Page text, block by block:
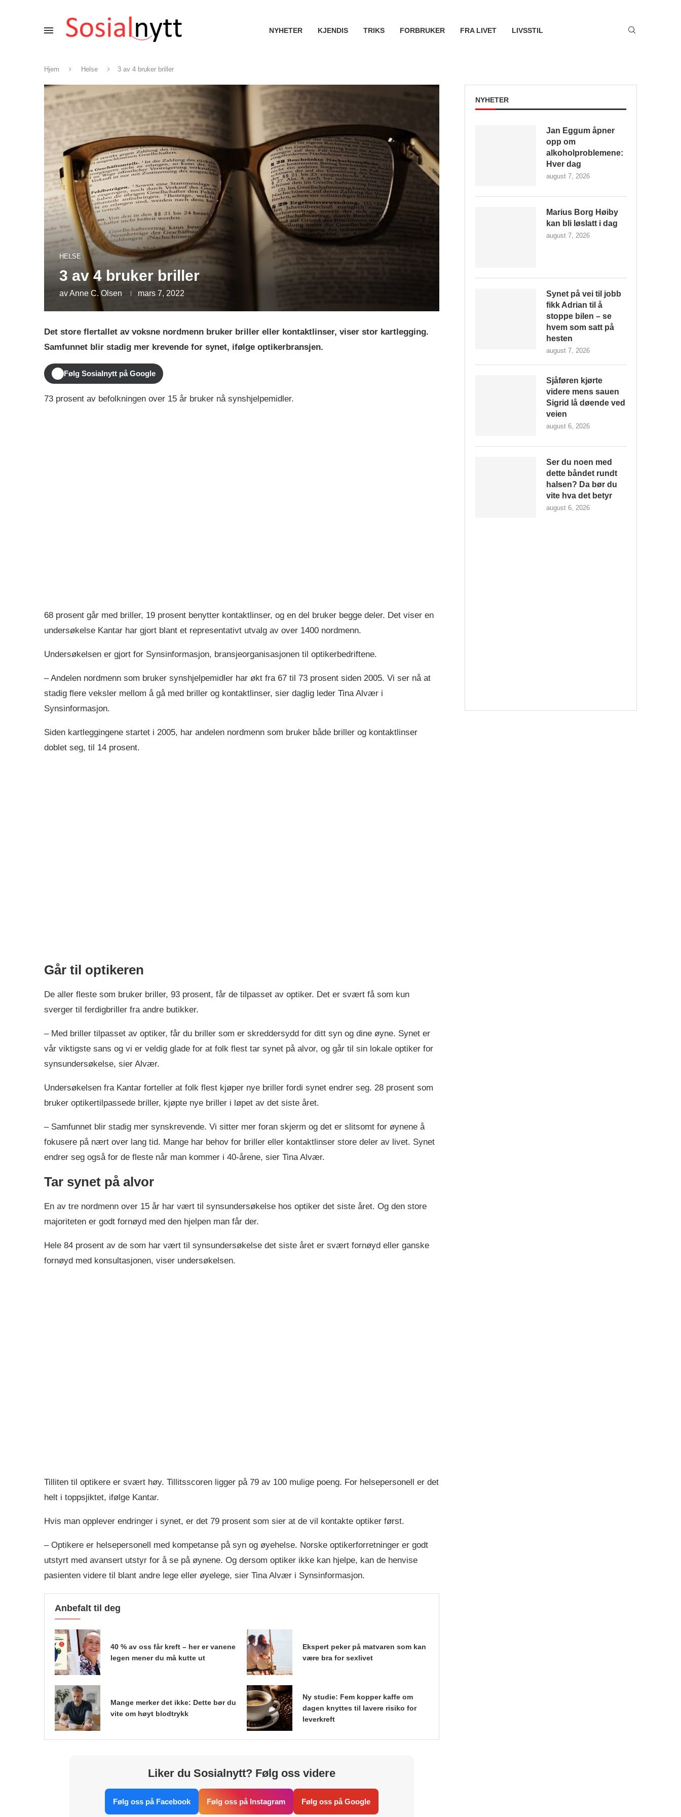
NYHETER KJENDIS TRIKS FORBRUKER FRA LIVET LIVSSTIL
Hjem Helse 3 av 4 bruker briller
HELSE
3 av 4 bruker briller
avAnne C. Olsen mars 7, 2022
Det store flertallet av voksne nordmenn bruker briller eller kontaktlinser, viser stor kartlegging.
Samfunnet blir stadig mer krevende for synet, ifølge optikerbransjen.
Følg Sosialnytt på Google
73 prosent av befolkningen over 15 år bruker nå synshjelpemidler.
68 prosent går med briller, 19 prosent benytter kontaktlinser, og en del bruker begge deler. Det viser en
undersøkelse Kantar har gjort blant et representativt utvalg av over 1400 nordmenn.
Undersøkelsen er gjort for Synsinformasjon, bransjeorganisasjonen til optikerbedriftene.
– Andelen nordmenn som bruker synshjelpemidler har økt fra 67 til 73 prosent siden 2005. Vi ser nå at
stadig flere veksler mellom å gå med briller og kontaktlinser, sier daglig leder Tina Alvær i
Synsinformasjon.
Siden kartleggingene startet i 2005, har andelen nordmenn som bruker både briller og kontaktlinser
doblet seg, til 14 prosent.
Går til optikeren
De aller fleste som bruker briller, 93 prosent, får de tilpasset av optiker. Det er svært få som kun
sverger til ferdigbriller fra andre butikker.
– Med briller tilpasset av optiker, får du briller som er skreddersydd for ditt syn og dine øyne. Synet er
vår viktigste sans og vi er veldig glade for at folk flest tar synet på alvor, og går til sin lokale optiker for
synsundersøkelse, sier Alvær.
Undersøkelsen fra Kantar forteller at folk flest kjøper nye briller fordi synet endrer seg. 28 prosent som
bruker optikertilpassede briller, kjøpte nye briller i løpet av det siste året.
– Samfunnet blir stadig mer synskrevende. Vi sitter mer foran skjerm og det er slitsomt for øynene å
fokusere på nært over lang tid. Mange har behov for briller eller kontaktlinser store deler av livet. Synet
endrer seg også for de fleste når man kommer i 40-årene, sier Tina Alvær.
Tar synet på alvor
En av tre nordmenn over 15 år har vært til synsundersøkelse hos optiker det siste året. Og den store
majoriteten er godt fornøyd med den hjelpen man får der.
Hele 84 prosent av de som har vært til synsundersøkelse det siste året er svært fornøyd eller ganske
fornøyd med konsultasjonen, viser undersøkelsen.
Tilliten til optikere er svært høy. Tillitsscoren ligger på 79 av 100 mulige poeng. For helsepersonell er det
helt i toppsjiktet, ifølge Kantar.
Hvis man opplever endringer i synet, er det 79 prosent som sier at de vil kontakte optiker først.
– Optikere er helsepersonell med kompetanse på syn og øyehelse. Norske optikerforretninger er godt
utstyrt med avansert utstyr for å se på øynene. Og dersom optiker ikke kan hjelpe, kan de henvise
pasienten videre til blant andre lege eller øyelege, sier Tina Alvær i Synsinformasjon.
Anbefalt til deg
40 % av oss får kreft – her er vanene
legen mener du må kutte ut
Ekspert peker på matvaren som kan
være bra for sexlivet
Mange merker det ikke: Dette bør du
vite om høyt blodtrykk
Ny studie: Fem kopper kaffe om
dagen knyttes til lavere risiko for
leverkreft
Liker du Sosialnytt? Følg oss videre
Følg oss på Facebook Følg oss på Instagram Følg oss på Google
NYHETER
Jan Eggum åpner
opp om
alkoholproblemene:
Hver dag
august 7, 2026
Marius Borg Høiby
kan bli løslatt i dag
august 7, 2026
Synet på vei til jobb
fikk Adrian til å
stoppe bilen – se
hvem som satt på
hesten
august 7, 2026
Sjåføren kjørte
videre mens sauen
Sigrid lå døende ved
veien
august 6, 2026
Ser du noen med
dette båndet rundt
halsen? Da bør du
vite hva det betyr
august 6, 2026